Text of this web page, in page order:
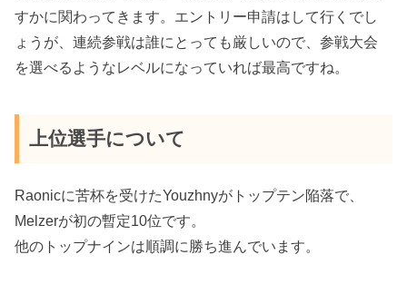
すかに関わってきます。エントリー申請はして行くでし
ょうが、連続参戦は誰にとっても厳しいので、参戦大会
を選べるようなレベルになっていれば最高ですね。
上位選手について
Raonicに苦杯を受けたYouzhnyがトップテン陥落で、
Melzerが初の暫定10位です。
他のトップナインは順調に勝ち進んでいます。